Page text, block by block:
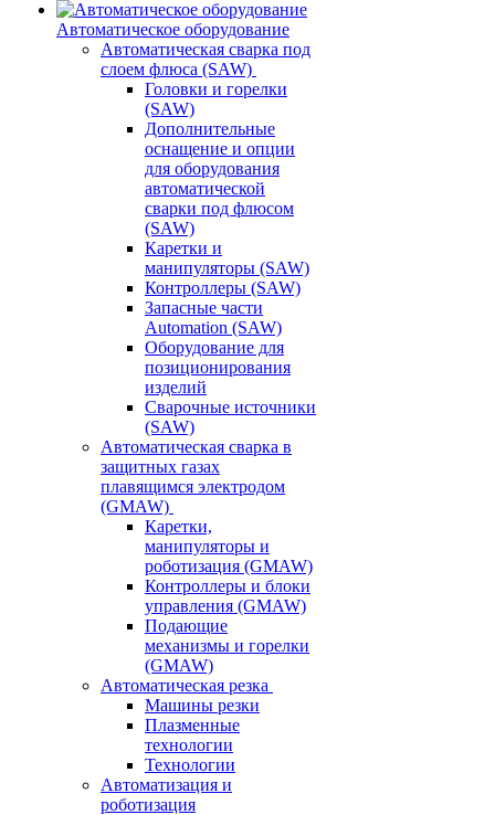
Автоматическое оборудование
Автоматическая сварка под
слоем флюса (SAW)
Головки и горелки
(SAW)
Дополнительные
оснащение и опции
для оборудования
автоматической
сварки под флюсом
(SAW)
Каретки и
манипуляторы (SAW)
Контроллеры (SAW)
Запасные части
Automation (SAW)
Оборудование для
позиционирования
изделий
Сварочные источники
(SAW)
Автоматическая сварка в
защитных газах
плавящимся электродом
(GMAW)
Каретки,
манипуляторы и
роботизация (GMAW)
Контроллеры и блоки
управления (GMAW)
Подающие
механизмы и горелки
(GMAW)
Автоматическая резка
Машины резки
Плазменные
технологии
Технологии
Автоматизация и
роботизация